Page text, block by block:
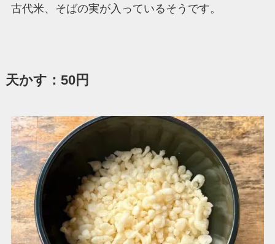
古代米、そばの実が入っているそうです。
天かす：50円